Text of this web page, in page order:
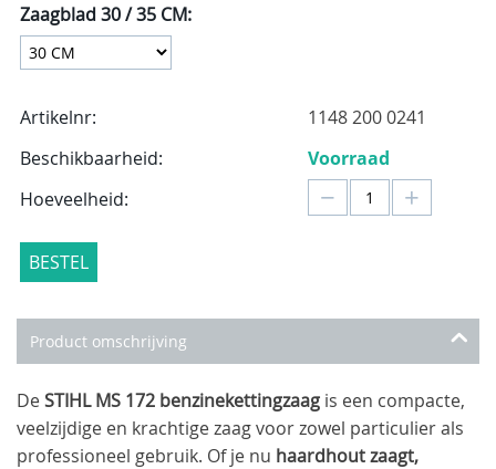
Zaagblad 30 / 35 CM:
Artikelnr:
1148 200 0241
Beschikbaarheid:
Voorraad
Hoeveelheid:
+
−
BESTEL
Product omschrijving
DeSTIHL MS 172 benzinekettingzaag is een compacte,
veelzijdige en krachtige zaag voor zowel particulier als
professioneel gebruik. Of je nu haardhout zaagt,